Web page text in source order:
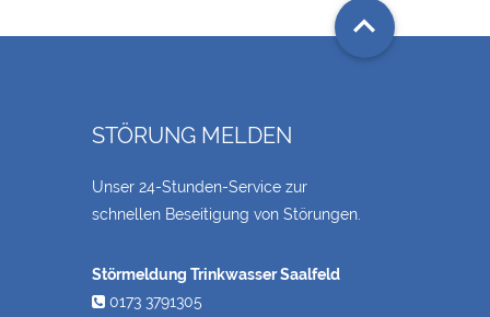

STÖRUNG MELDEN
Unser 24-Stunden-Service zur
schnellen Beseitigung von Störungen.
Störmeldung Trinkwasser Saalfeld
0173 3791305